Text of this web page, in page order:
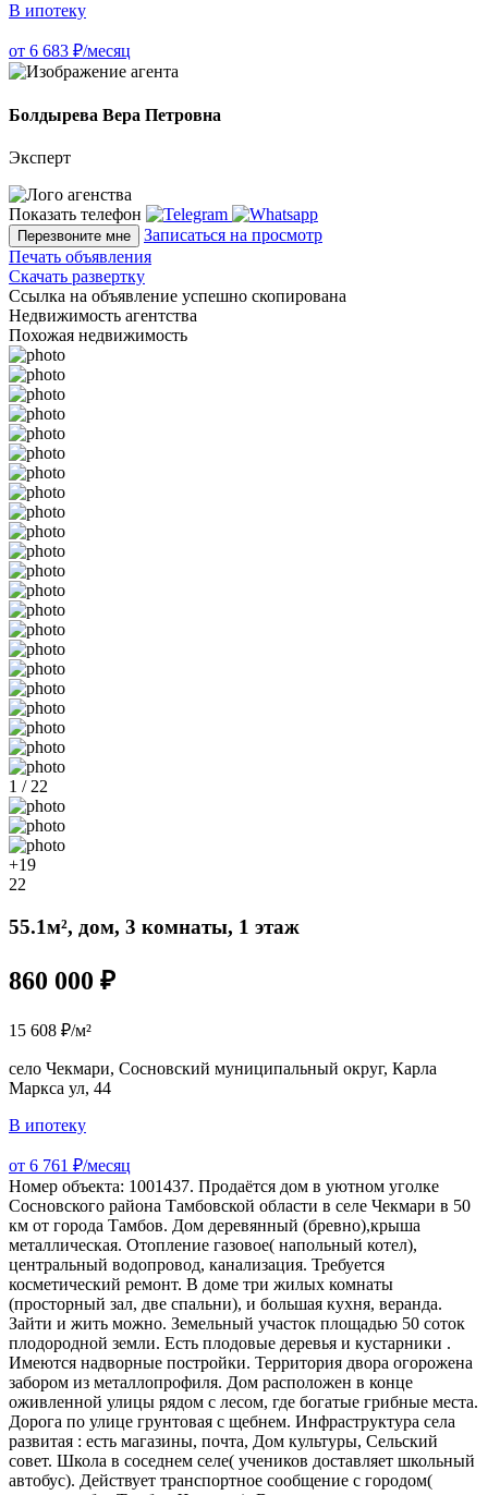
В ипотеку
от 6 683 ₽/месяц
Болдырева Вера Петровна
Эксперт
Показать телефон
Перезвоните мне
Записаться на просмотр
Печать объявления
Скачать развертку
Ссылка на объявление успешно скопирована
Недвижимость агентства
Похожая недвижимость
1 / 22
+19
22
55.1м², дом, 3 комнаты, 1 этаж
860 000 ₽
15 608 ₽/м²
село Чекмари, Сосновский муниципальный округ, Карла
Маркса ул, 44
В ипотеку
от 6 761 ₽/месяц
Номер объекта: 1001437. Продаётся дом в уютном уголке
Сосновского района Тамбовской области в селе Чекмари в 50
км от города Тамбов. Дом деревянный (бревно),крыша
металлическая. Отопление газовое( напольный котел),
центральный водопровод, канализация. Требуется
косметический ремонт. В доме три жилых комнаты
(просторный зал, две спальни), и большая кухня, веранда.
Зайти и жить можно. Земельный участок площадью 50 соток
плодородной земли. Есть плодовые деревья и кустарники .
Имеются надворные постройки. Территория двора огорожена
забором из металлопрофиля. Дом расположен в конце
оживленной улицы рядом с лесом, где богатые грибные места.
Дорога по улице грунтовая с щебнем. Инфраструктура села
развитая : есть магазины, почта, Дом культуры, Сельский
совет. Школа в соседнем селе( учеников доставляет школьный
автобус). Действует транспортное сообщение с городом(